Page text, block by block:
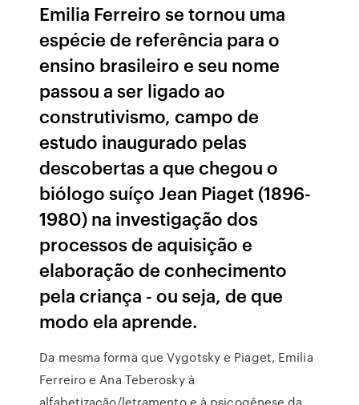
Emilia Ferreiro se tornou uma
espécie de referência para o
ensino brasileiro e seu nome
passou a ser ligado ao
construtivismo, campo de
estudo inaugurado pelas
descobertas a que chegou o
biólogo suíço Jean Piaget (1896-
1980) na investigação dos
processos de aquisição e
elaboração de conhecimento
pela criança - ou seja, de que
modo ela aprende.
Da mesma forma que Vygotsky e Piaget, Emilia
Ferreiro e Ana Teberosky à
alfabetização/letramento e à psicogênese da